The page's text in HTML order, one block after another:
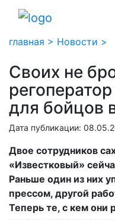
главная > Новости >
Своих не
для бойцов
Дата публикации:
Двое сотрудников
«Известковый»
Раньше один из них
прессом, другой
Теперь те, с кем они